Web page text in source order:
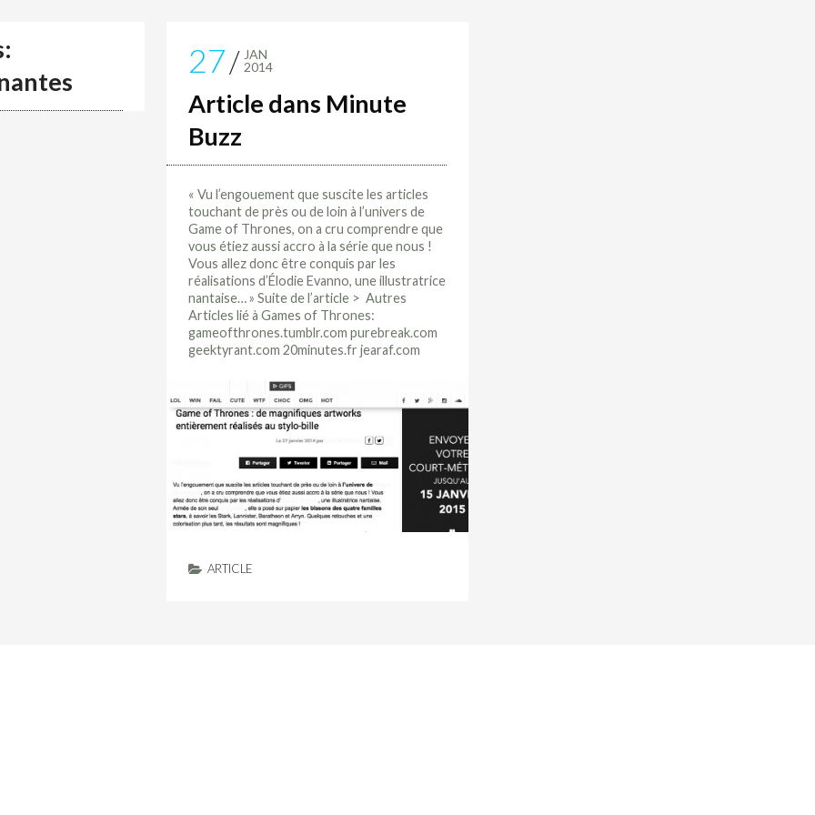
27
JAN
2014
Article dans Minute
Buzz
« Vu l’engouement que suscite les articles
touchant de près ou de loin à l’univers de
Game of Thrones, on a cru comprendre que
vous étiez aussi accro à la série que nous !
Vous allez donc être conquis par les
réalisations d’Élodie Evanno, une illustratrice
nantaise… » Suite de l’article > Autres
Articles lié à Games of Thrones:
gameofthrones.tumblr.com purebreak.com
geektyrant.com 20minutes.fr jearaf.com
ARTICLE